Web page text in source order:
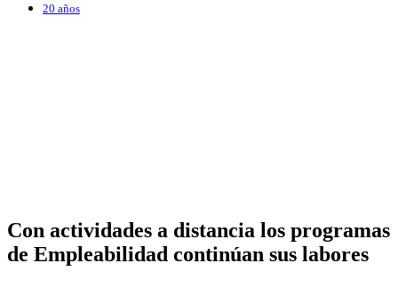
20 años
Con actividades a distancia los programas
de Empleabilidad continúan sus labores